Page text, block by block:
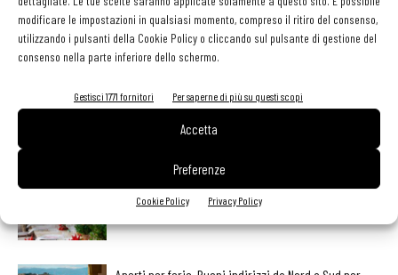
modificare le impostazioni in qualsiasi momento, compreso il ritiro del consenso,
utilizzando i pulsanti della Cookie Policy o cliccando sul pulsante di gestione del
consenso nella parte inferiore dello schermo.
Gestisci 1771 fornitori Per saperne di più su questi scopi
Accetta
Preferenze
Cookie Policy Privacy Policy
Facebook Twitter
Ampliare l’attività del ristorante al catering? Sì, ma la
scelta giusta è puntare sul premium